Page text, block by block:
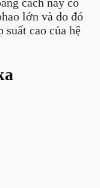
lớn và do đó
suất cao của hệ